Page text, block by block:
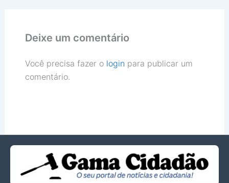
Deixe um comentário
Você precisa fazer o login para publicar um
comentário.